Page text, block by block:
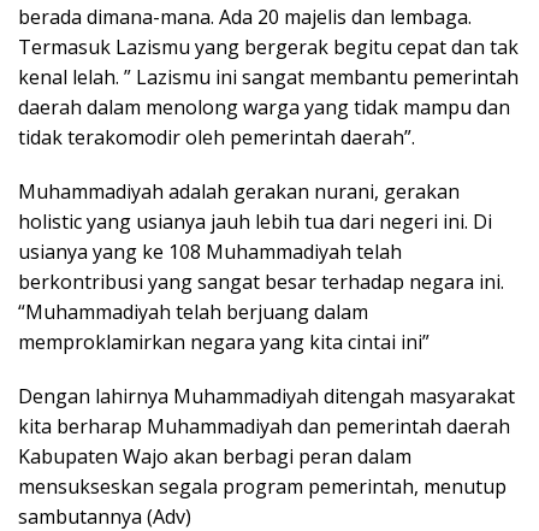
berada dimana-mana. Ada 20 majelis dan lembaga.
Termasuk Lazismu yang bergerak begitu cepat dan tak
kenal lelah. ” Lazismu ini sangat membantu pemerintah
daerah dalam menolong warga yang tidak mampu dan
tidak terakomodir oleh pemerintah daerah”.
Muhammadiyah adalah gerakan nurani, gerakan
holistic yang usianya jauh lebih tua dari negeri ini. Di
usianya yang ke 108 Muhammadiyah telah
berkontribusi yang sangat besar terhadap negara ini.
“Muhammadiyah telah berjuang dalam
memproklamirkan negara yang kita cintai ini”
Dengan lahirnya Muhammadiyah ditengah masyarakat
kita berharap Muhammadiyah dan pemerintah daerah
Kabupaten Wajo akan berbagi peran dalam
mensukseskan segala program pemerintah, menutup
sambutannya (Adv)